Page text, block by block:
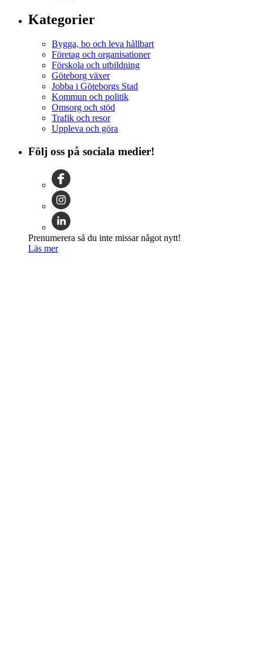
Kategorier
Bygga, bo och leva hållbart
Företag och organisationer
Förskola och utbildning
Göteborg växer
Jobba i Göteborgs Stad
Kommun och politik
Omsorg och stöd
Trafik och resor
Uppleva och göra
Följ oss på sociala medier!
Prenumerera så du inte missar något nytt!
Läs mer